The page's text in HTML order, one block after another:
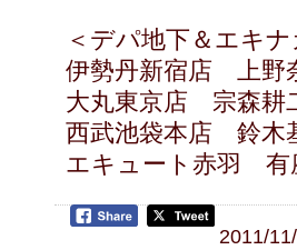
＜デパ地下＆エキ
伊勢丹新宿店 上野
大丸東京店 宗森耕
西武池袋本店 鈴木
エキュート赤羽 有
2011/